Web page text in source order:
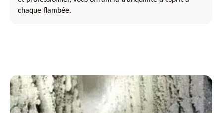
chaque flambée.